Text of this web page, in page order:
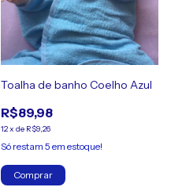
Toalha de banho Coelho Azul
R$89,98
12x de R$9,26
Só restam 5 em estoque!
Comprar